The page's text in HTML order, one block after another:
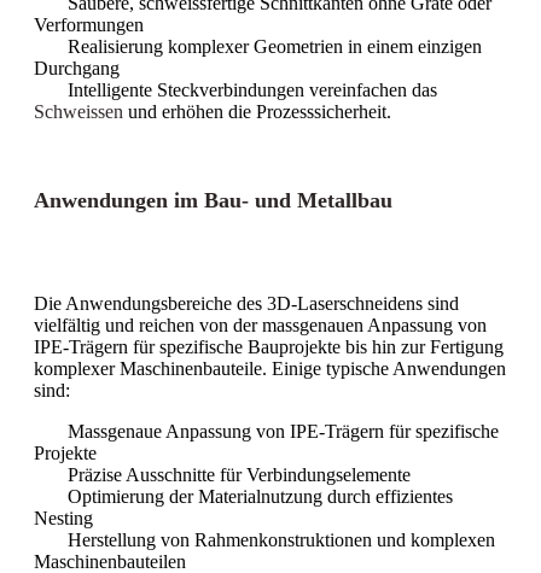
Verformungen
Realisierung komplexer Geometrien in einem einzigen
Durchgang
Intelligente Steckverbindungen vereinfachen das
Schweissen und erhöhen die Prozesssicherheit.
Anwendungen im Bau- und Metallbau
Die Anwendungsbereiche des 3D-Laserschneidens sind
vielfältig und reichen von der massgenauen Anpassung von
IPE-Trägern für spezifische Bauprojekte bis hin zur Fertigung
komplexer Maschinenbauteile. Einige typische Anwendungen
sind:
Massgenaue Anpassung von IPE-Trägern für spezifische
Projekte
Präzise Ausschnitte für Verbindungselemente
Optimierung der Materialnutzung durch effizientes
Nesting
Herstellung von Rahmenkonstruktionen und komplexen
Maschinenbauteilen